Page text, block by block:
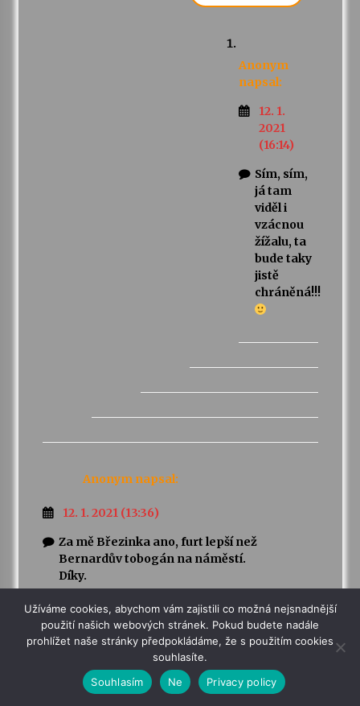
Anonym
napsal:
12. 1.
2021
(16:14)
Sím, sím,
já tam
viděl i
vzácnou
žížalu, ta
bude taky
jistě
chráněná!!!
Anonym napsal:
12. 1. 2021 (13:36)
Za mě Březinka ano, furt lepší než
Bernardův tobogán na náměstí.
Díky.
Odpovědět
Anonymnapsal:
12. 1. 2021 (15:45)
Užíváme cookies, abychom vám zajistili co možná nejsnadnější
použití našich webových stránek. Pokud budete nadále
prohlížet naše stránky předpokládáme, že s použitím cookies
souhlasíte.
Souhlasím
Ne Privacy policy